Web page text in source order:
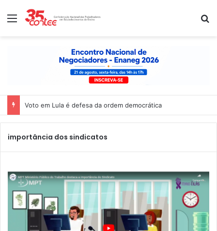
Menu
Voto em Lula é defesa da ordem democrática
importância dos sindicatos